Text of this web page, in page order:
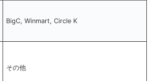
BigC, Winmart, Circle K
その他